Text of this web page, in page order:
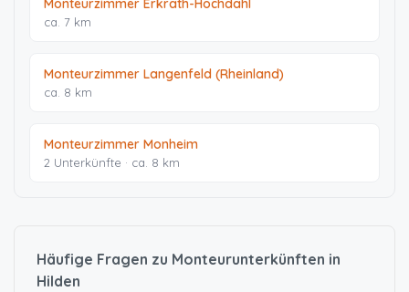
Monteurzimmer Erkrath-Hochdahl
ca. 7 km
Monteurzimmer Langenfeld (Rheinland)
ca. 8 km
Monteurzimmer Monheim
2 Unterkünfte · ca. 8 km
Häufige Fragen zu Monteurunterkünften in
Hilden